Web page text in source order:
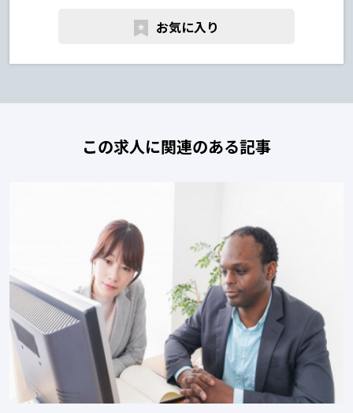
お気に入り
この求人に関連のある記事